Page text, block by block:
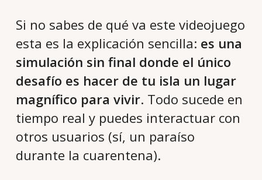
Si no sabes de qué va este videojuego
esta es la explicación sencilla: es una
simulación sin final donde el único
desafío es hacer de tu isla un lugar
magnífico para vivir. Todo sucede en
tiempo real y puedes interactuar con
otros usuarios (sí, un paraíso
durante la cuarentena).